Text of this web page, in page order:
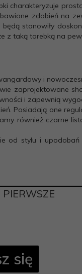
charakteryzuje
zdobień na
stanowiły
z taką torebką na
i
zaprojektowane
i zapewnią
Posiadają one
również czarne
od stylu i
się